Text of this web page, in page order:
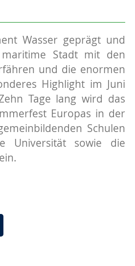
Wasser geprägt und
maritime Stadt mit den
und die enormen
Highlight im Juni
Tage lang wird das
Europas in der
Schulen
Universität sowie die